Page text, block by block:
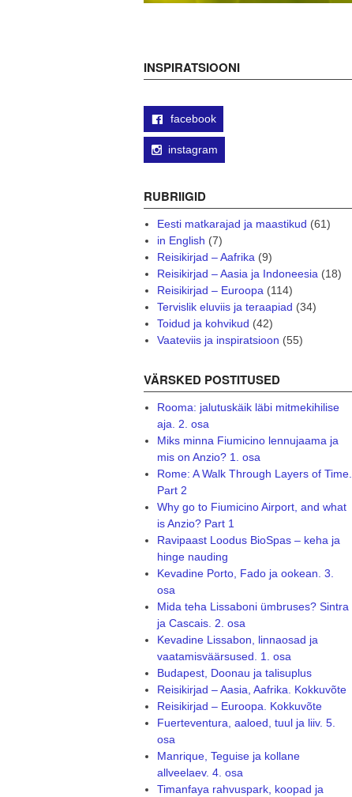
INSPIRATSIOONI
facebook
instagram
RUBRIIGID
Eesti matkarajad ja maastikud (61)
in English (7)
Reisikirjad – Aafrika(9)
Reisikirjad – Aasia ja Indoneesia(18)
Reisikirjad – Euroopa(114)
Tervislik eluviis ja teraapiad (34)
Toidud ja kohvikud (42)
Vaateviis ja inspiratsioon (55)
VÄRSKED POSTITUSED
Rooma: jalutuskäik läbi mitmekihilise
aja. 2. osa
Miks minna Fiumicino lennujaama ja
mis on Anzio? 1. osa
Rome: A Walk Through Layers of Time.
Part 2
Why go to Fiumicino Airport, and what
is Anzio? Part 1
Ravipaast Loodus BioSpas – keha ja
hinge nauding
Kevadine Porto, Fado ja ookean. 3.
osa
Mida teha Lissaboni ümbruses? Sintra
ja Cascais. 2. osa
Kevadine Lissabon, linnaosad ja
vaatamisväärsused. 1. osa
Budapest, Doonau ja talisuplus
Reisikirjad – Aasia, Aafrika. Kokkuvõte
Reisikirjad – Euroopa. Kokkuvõte
Fuerteventura, aaloed, tuul ja liiv. 5.
osa
Manrique, Teguise ja kollane
allveelaev. 4. osa
Timanfaya rahvuspark, koopad ja